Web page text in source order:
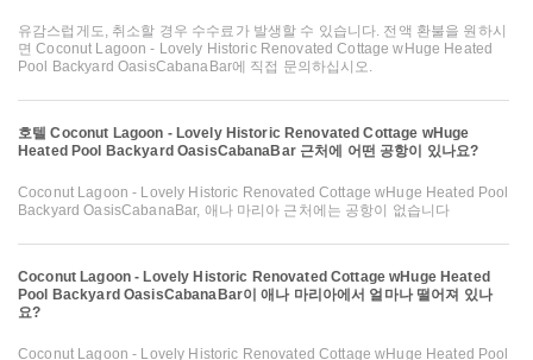
유감스럽게도, 취소할 경우 수수료가 발생할 수 있습니다. 전액 환불을 원하시
면 Coconut Lagoon - Lovely Historic Renovated Cottage wHuge Heated
Pool Backyard OasisCabanaBar에 직접 문의하십시오.
호텔 Coconut Lagoon - Lovely Historic Renovated Cottage wHuge
Heated Pool Backyard OasisCabanaBar 근처에 어떤 공항이 있나요?
Coconut Lagoon - Lovely Historic Renovated Cottage wHuge Heated Pool
Backyard OasisCabanaBar, 애나 마리아 근처에는 공항이 없습니다
Coconut Lagoon - Lovely Historic Renovated Cottage wHuge Heated
Pool Backyard OasisCabanaBar이 애나 마리아에서 얼마나 떨어져 있나
요?
Coconut Lagoon - Lovely Historic Renovated Cottage wHuge Heated Pool